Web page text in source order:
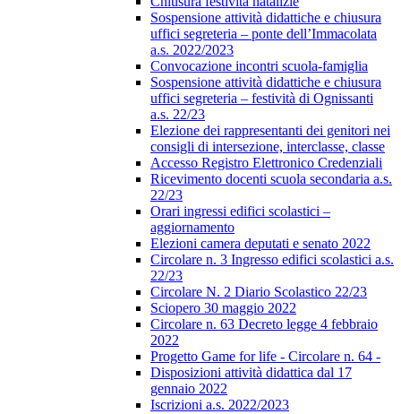
Sospensione attività didattiche e chiusura
uffici segreteria – ponte dell’Immacolata
a.s. 2022/2023
Convocazione incontri scuola-famiglia
Sospensione attività didattiche e chiusura
uffici segreteria – festività di Ognissanti
a.s. 22/23
Elezione dei rappresentanti dei genitori nei
consigli di intersezione, interclasse, classe
Accesso Registro Elettronico Credenziali
Ricevimento docenti scuola secondaria a.s.
22/23
Orari ingressi edifici scolastici –
aggiornamento
Elezioni camera deputati e senato 2022
Circolare n. 3 Ingresso edifici scolastici a.s.
22/23
Circolare N. 2 Diario Scolastico 22/23
Sciopero 30 maggio 2022
Circolare n. 63 Decreto legge 4 febbraio
2022
Progetto Game for life - Circolare n. 64 -
Disposizioni attività didattica dal 17
gennaio 2022
Iscrizioni a.s. 2022/2023